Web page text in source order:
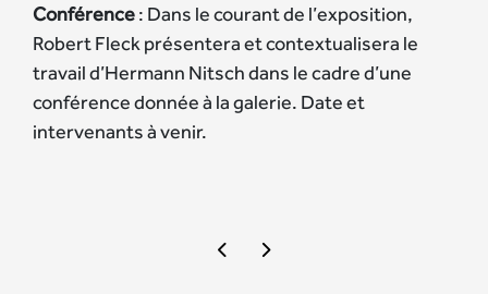
Conférence: Dans le courant de l’exposition,
Robert Fleck présentera et contextualisera le
travail d’Hermann Nitsch dans le cadre d’une
conférence donnée à la galerie. Date et
intervenants à venir.